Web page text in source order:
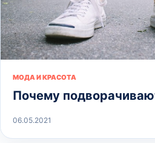
МОДА И КРАСОТА
Почему
06.05.2021